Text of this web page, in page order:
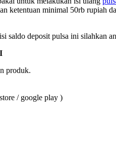
ketentuan minimal 50rb rupiah
saldo deposit pulsa ini silahkan
produk.
/ google play )